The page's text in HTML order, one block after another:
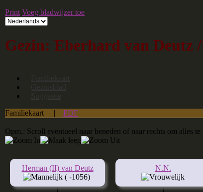
Print Voeg bladwijzer toe
Gezin: Eberhard van Deutz
Familiekaart
| PDF
Opm.: Scroll eventueel naar beneden of naar rechts om alles
Herman (II) van Deutz
( -1056)
N.N.